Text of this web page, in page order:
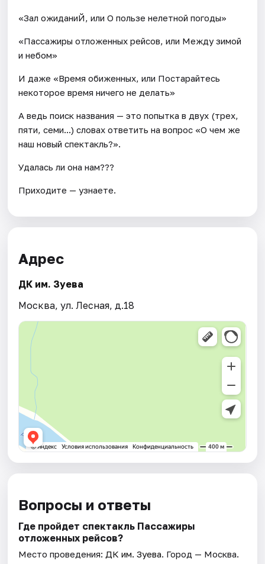
«Зал ожиданиЙ, или О пользе нелетной погоды»
«Пассажиры отложенных рейсов, или Между зимой
и небом»
И даже «Время обиженных, или Постарайтесь
некоторое время ничего не делать»
А ведь поиск названия — это попытка в двух (трех,
пяти, семи...) словах ответить на вопрос «О чем же
наш новый спектакль?».
Удалась ли она нам???
Приходите — узнаете.
Адрес
ДК им. Зуева
Москва, ул. Лесная, д.18
Вопросы и ответы
Где пройдет спектакль Пассажиры
отложенных рейсов?
Место проведения: ДК им. Зуева. Город — Москва.